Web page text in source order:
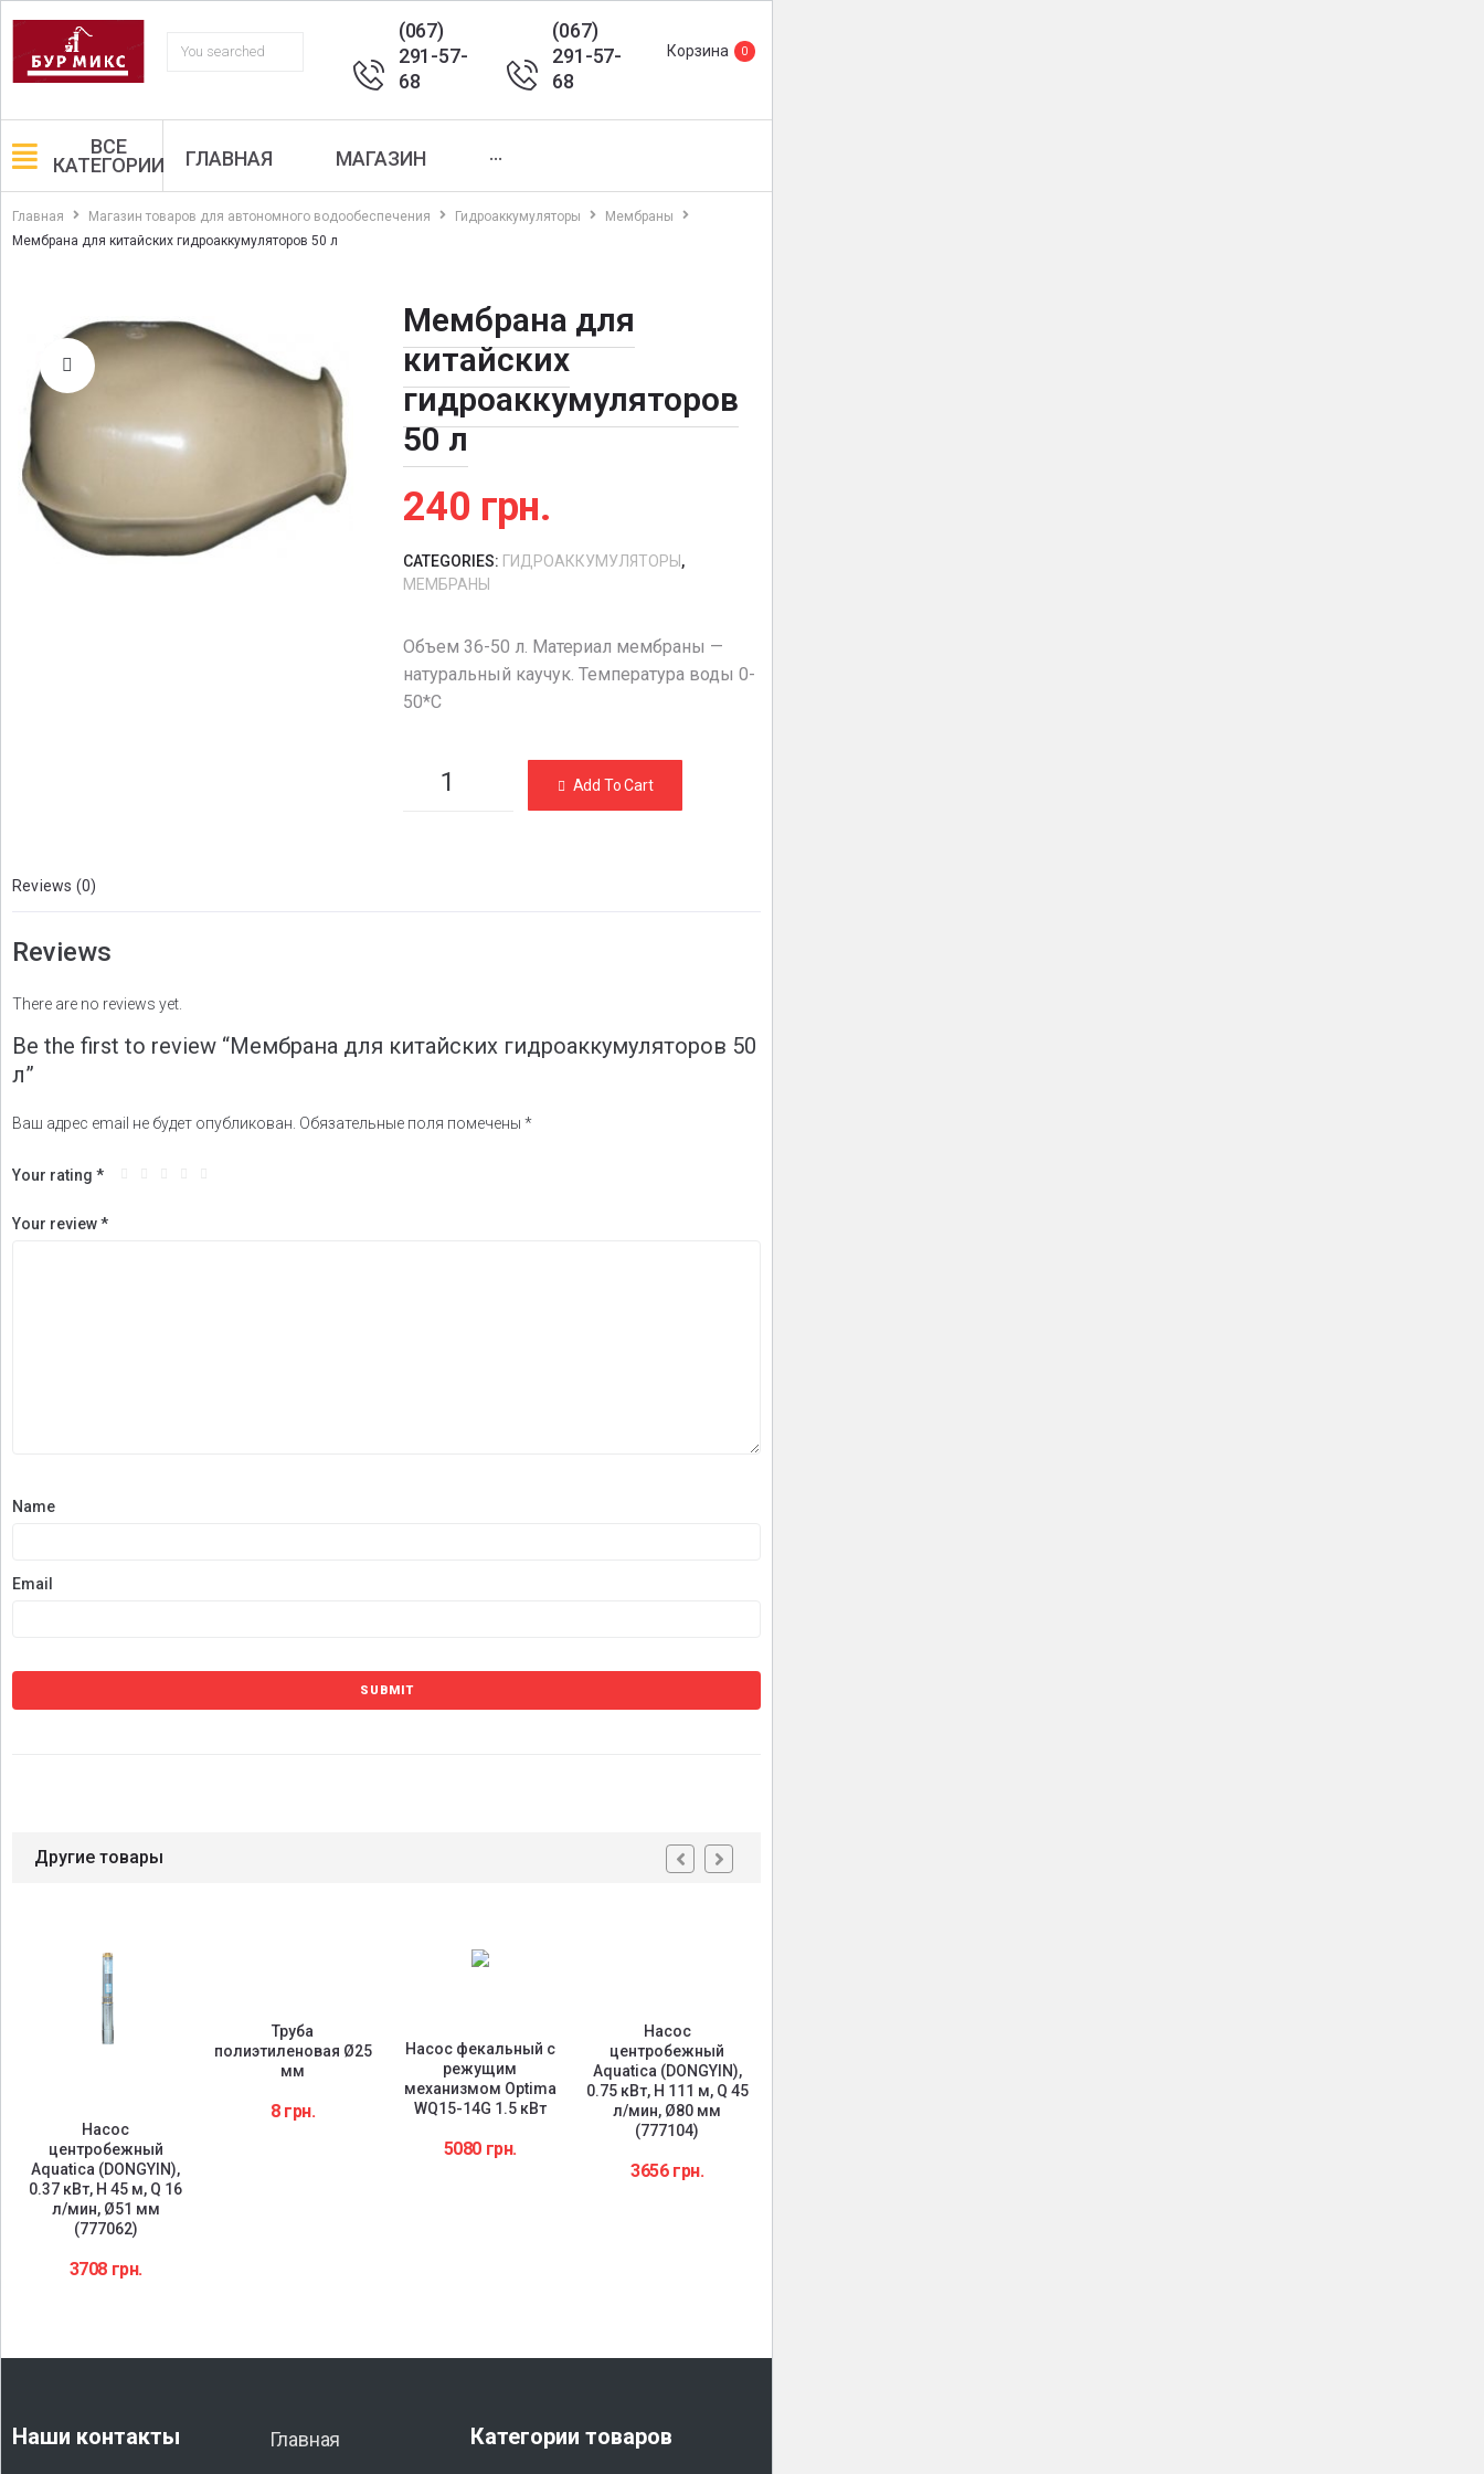
(067)
291-57-
68
(067)
291-57-
68
Корзина 0
ВСЕ
КАТЕГОРИИ
ГЛАВНАЯ МАГАЗИН ···
Главная Магазин товаров для автономного водообеспечения Гидроаккумуляторы
Мембраны
Мембрана для китайских гидроаккумуляторов 50 л
Мембрана для
китайских
гидроаккумуляторов
50 л
240 грн.
CATEGORIES: ГИДРОАККУМУЛЯТОРЫ ,
МЕМБРАНЫ
Объем 36-50 л. Материал мембраны —
натуральный каучук. Температура воды 0-
50*С
Add To Cart
Reviews (0)
Reviews
There are no reviews yet.
Be the first to review “Мембрана для китайских гидроаккумуляторов 50
л”
Ваш адрес email не будет опубликован. Обязательные поля помечены *
Your rating *
Your review*
Name
Email
Другие товары
Насос
центробежный
Aquatica (DONGYIN),
0.37 кВт, H 45 м, Q 16
л/мин, Ø51 мм
(777062)
3708 грн.
Труба
полиэтиленовая Ø25
мм
8 грн.
Насос фекальный с
режущим
механизмом Optima
WQ15-14G 1.5 кВт
5080 грн.
Насос
центробежный
Aquatica (DONGYIN),
0.75 кВт, H 111 м, Q 45
л/мин, Ø80 мм
(777104)
3656 грн.
Наши контакты Главная Категории товаров